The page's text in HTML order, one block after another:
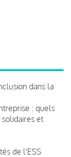
dans la
: quels
et
de l'ESS